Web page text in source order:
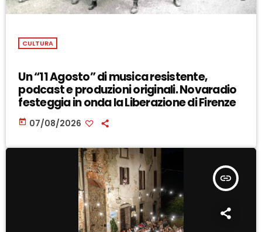
CULTURA
Un “11 Agosto” di musica resistente,
podcast e produzioni originali. Novaradio
festeggia in onda la Liberazione di Firenze
today 07/08/2026
insert_link